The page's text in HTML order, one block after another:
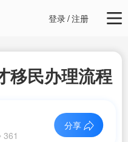
登录/注册
移民办理流程
361
分享